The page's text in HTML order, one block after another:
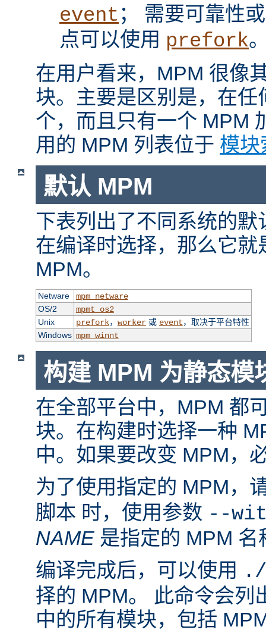
event ； 需要可靠性
点可以使用 prefork
在用户看来，MPM 很像
块。主要是区别是，在任
个，而且只有一个 MPM
用的 MPM 列表位于 模块
默认 MPM
下表列出了不同系统的默
在编译时选择，那么它就
MPM。
Netware
mpm_netware
OS/2
mpmt_os2
Unix
prefork， worker或 event，取决于平台特性
Windows mpm_winnt
构建 MPM 为静态模
在全部平台中，MPM 都
块。在构建时选择一种
中。如果要改变 MPM，
为了使用指定的 MPM，
脚本 时，使用参数 --
NAME 是指定的 MPM 名
编译完成后，可以使用
择的 MPM。 此命令会列
中的所有模块，包括